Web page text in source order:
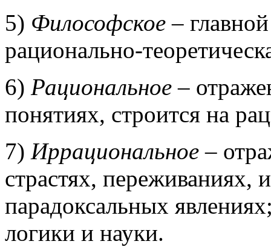
5) Философское –
рационально-
6) Рациональное –
понятиях, строится на
7) Иррациональное –
страстях, переживаниях,
парадоксальных
логики и науки.